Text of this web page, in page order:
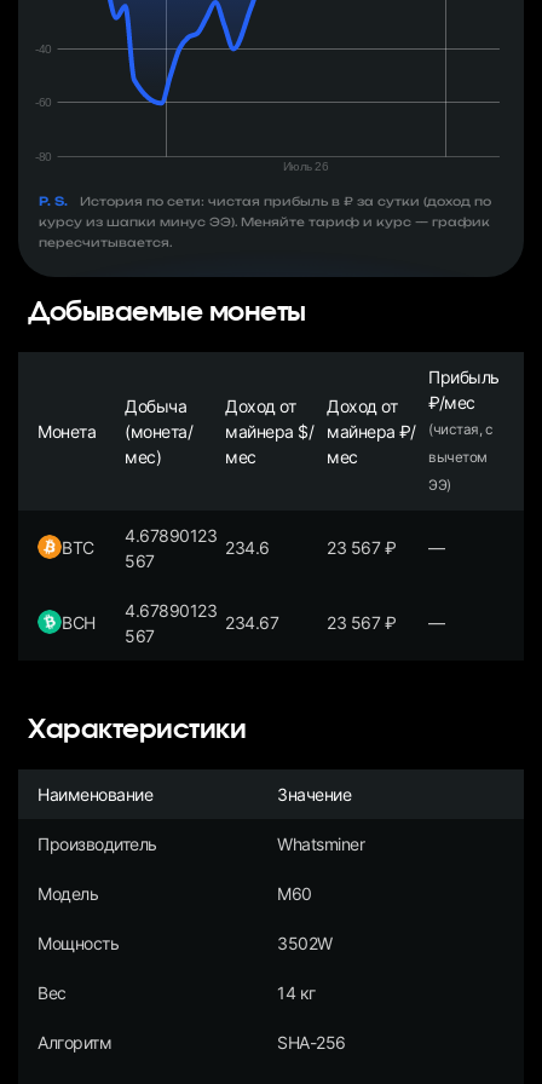
P. S.
История по сети: чистая прибыль в ₽ за сутки (доход по
курсу из шапки минус ЭЭ). Меняйте тариф и курс — график
пересчитывается.
Добываемые монеты
Монета
Добыча
(монета/
мес)
Доход от
майнера $/
мес
Доход от
майнера ₽/
мес
Прибыль
₽/мес
(чистая, с
вычетом
ЭЭ)
BTC
4.67890123
567
234.6 23 567₽ —
BCH
4.67890123
567
234.67 23 567₽ —
Характеристики
Наименование Значение
Производитель Whatsminer
Модель M60
Мощность 3502W
Вес 14 кг
Алгоритм SHA-256